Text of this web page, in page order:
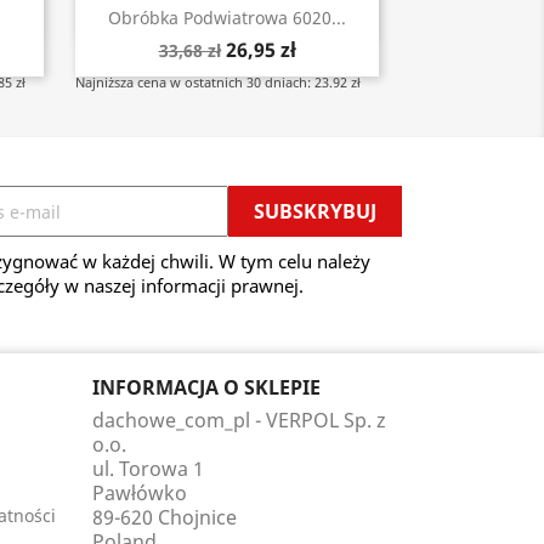
zł
Obróbka Podwiatrowa 6020...
33,68 zł 26,95 zł
Najniższa cena w ostatnich 30 dniach: 23.92 zł
Szybki podgląd
w każdej chwili. W tym celu należy
w naszej informacji prawnej.
INFORMACJA O SKLEPIE
dachowe_com_pl - VERPOL Sp. z
o.o.
ul. Torowa 1
Pawłówko
89-620 Chojnice